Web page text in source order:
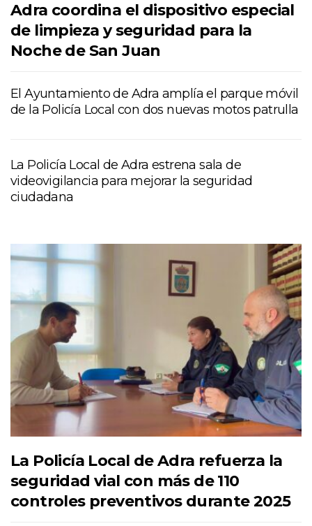
Adra coordina el dispositivo especial
de limpieza y seguridad para la
Noche de San Juan
El Ayuntamiento de Adra amplía el parque móvil
de la Policía Local con dos nuevas motos patrulla
La Policía Local de Adra estrena sala de
videovigilancia para mejorar la seguridad
ciudadana
La Policía Local de Adra refuerza la
seguridad vial con más de 110
controles preventivos durante 2025